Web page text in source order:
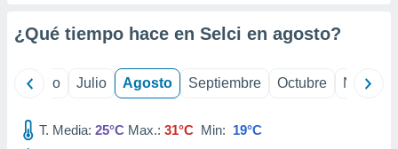
publicidad
1199
¿Qué tiempo hace en Selci en agosto?
Junio Julio Agosto Septiembre Octubre
T. Media: 25°C Max.: 31°C Min: 19°C